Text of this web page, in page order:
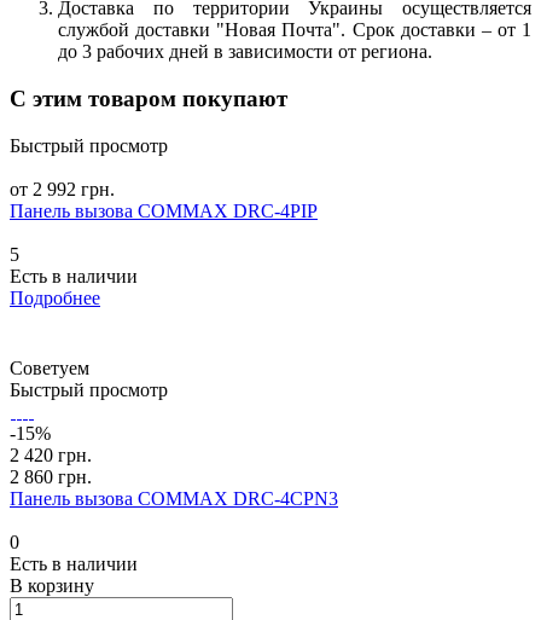
Доставка по территории Украины осуществляется
службой доставки "Новая Почта". Срок доставки – от 1
до 3 рабочих дней в зависимости от региона.
С этим товаром покупают
Быстрый просмотр
от 2 992 грн.
Панель вызова COMMAX DRC-4PIP
5
Есть в наличии
Подробнее
Советуем
Быстрый просмотр
-15%
2 420 грн.
2 860 грн.
Панель вызова COMMAX DRC-4CPN3
0
Есть в наличии
В корзину